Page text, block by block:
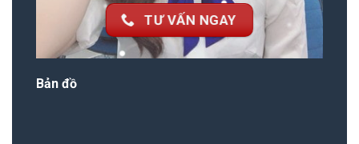
TƯ VẤN NGAY
Bản đồ